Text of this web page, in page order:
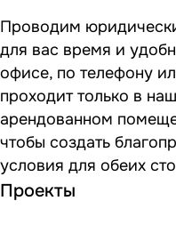
Проводим
для вас время и
офисе, по телефону
проходит только в
арендованном
чтобы создать
условия для обеих
Проекты